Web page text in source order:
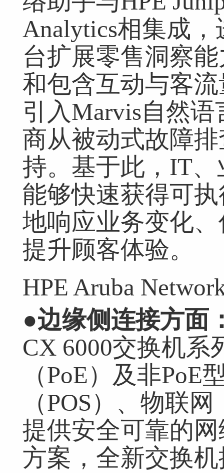
Analytics相集成
台扩展零售洞察
和包含互动与客
引入Marvis自然
商从被动式故障
持。基于此，IT
能够快速获得可
地响应业务变化
提升顾客体验。
HPE Aruba
●边缘侧连接方面
CX 6000交换机系
（PoE）及非
（POS）、物联
提供安全可靠的
方案，全新交换